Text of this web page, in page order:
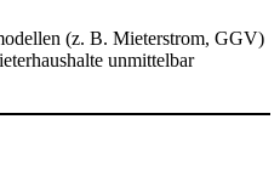
(z. B. Mieterstrom, GGV)
unmittelbar